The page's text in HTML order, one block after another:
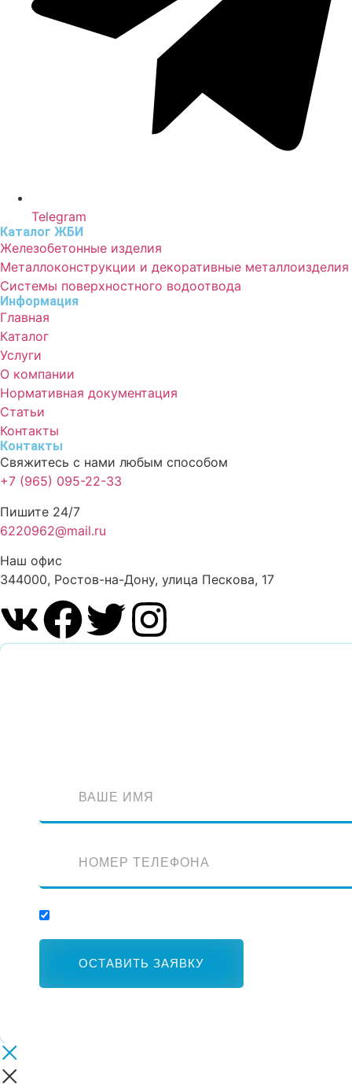
Telegram
Каталог ЖБИ
Железобетонные изделия
Металлоконструкции и декоративные металлоизделия
Системы поверхностного водоотвода
Информация
Главная
Каталог
Услуги
О компании
Нормативная документация
Статьи
Контакты
Контакты
Свяжитесь с нами любым способом
+7 (965) 095-22-33
Пишите 24/7
6220962@mail.ru
Наш офис
344000, Ростов-на-Дону, улица Пескова, 17
ОСТАВИТЬ ЗАЯВКУ